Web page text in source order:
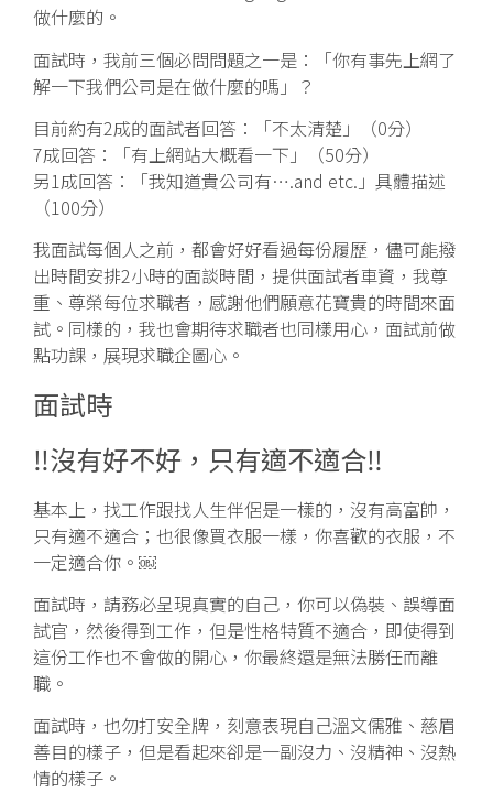
做什麼的。
面試時，我前三個必問問題之一是：「你有事先上網了
解一下我們公司是在做什麼的嗎」？
目前約有2成的面試者回答：「不太清楚」（0分）
7成回答：「有上網站大概看一下」（50分）
另1成回答：「我知道貴公司有….and etc.」具體描述
（100分）
我面試每個人之前，都會好好看過每份履歷，儘可能撥
出時間安排2小時的面談時間，提供面試者車資，我尊
重、尊榮每位求職者，感謝他們願意花寶貴的時間來面
試。同樣的，我也會期待求職者也同樣用心，面試前做
點功課，展現求職企圖心。
面試時
‼️沒有好不好，只有適不適合‼️
基本上，找工作跟找人生伴侶是一樣的，沒有高富帥，
只有適不適合；也很像買衣服一樣，你喜歡的衣服，不
一定適合你。￼
面試時，請務必呈現真實的自己，你可以偽裝、誤導面
試官，然後得到工作，但是性格特質不適合，即使得到
這份工作也不會做的開心，你最終還是無法勝任而離
職。
面試時，也勿打安全牌，刻意表現自己溫文儒雅、慈眉
善目的樣子，但是看起來卻是一副沒力、沒精神、沒熱
情的樣子。